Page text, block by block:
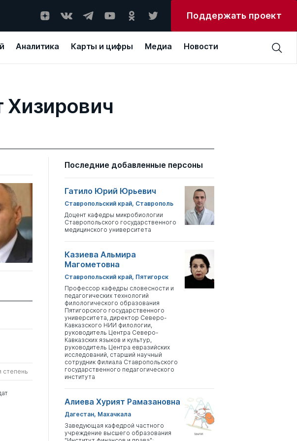
Поддержать проект
Аналитика Карты и цифры Медиа Новости
Хизирович
степень
Последние добавленные персоны
Гатило Юрий Юрьевич
Ставропольский край, Ставрополь
Доцент кафедры микробиологии
Ставропольского государственного
медицинского университета
Казиева Альмира
Магометовна
Ставропольский край, Пятигорск
Профессор кафедры словесности и
педагогических технологий
филологического образования
Пятигорского государственного
университета, директор Северо-
Кавказского НИИ филологии,
руководитель Центра Северо-
Кавказских языков и культур,
руководитель Центра евразийских
исследований, старший научный
сотрудник Филиала Ставропольского
государственного педагогического
института
Алиева Хурият Рамазановна
Дагестан, Махачкала
Заведующая кафедрой частного
учреждение высшего образования